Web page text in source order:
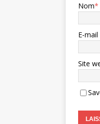
Nom*
E-mail
Site